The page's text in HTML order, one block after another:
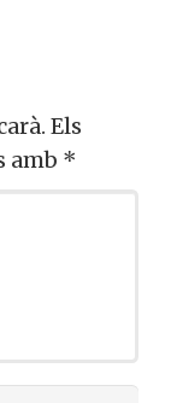
Els
amb *